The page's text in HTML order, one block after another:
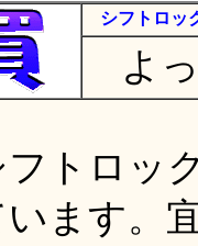
シフトロッ
よっ
フトロッ
います。